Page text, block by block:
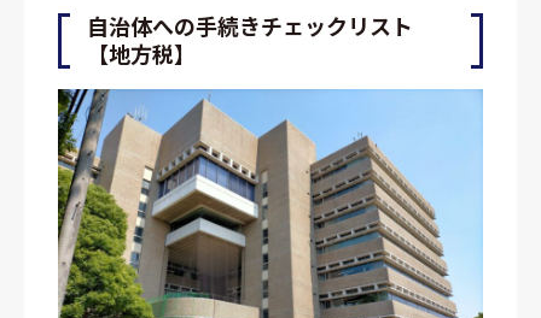
自治体への手続きチェックリスト
【地方税】